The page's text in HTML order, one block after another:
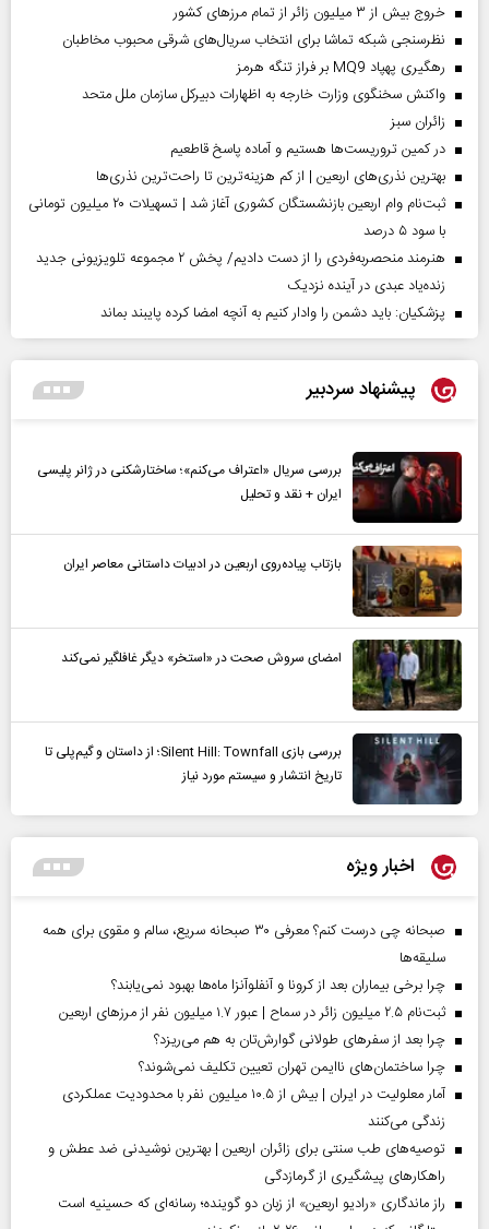
خروج بیش از ۳ میلیون زائر از تمام مرز‌های کشور
نظرسنجی شبکه تماشا برای انتخاب سریال‌های شرقی محبوب مخاطبان
رهگیری پهپاد MQ9 بر فراز تنگه هرمز
واکنش سخنگوی وزارت خارجه به اظهارات دبیرکل سازمان ملل متحد
‌زائران سبز
در کمین تروریست‌ها هستیم و آماده پاسخ قاطعیم
بهترین نذری‌های اربعین | از کم هزینه‌ترین تا راحت‌ترین نذری‌ها
ثبت‌نام وام اربعین بازنشستگان کشوری آغاز شد | تسهیلات ۲۰ میلیون تومانی
با سود ۵ درصد
هنرمند منحصر‌به‌فردی را از دست دادیم/ پخش ۲ مجموعه تلویزیونی جدید
زنده‌یاد عبدی در آینده نزدیک
پزشکیان: باید دشمن را وادار کنیم به آنچه امضا کرده پایبند بماند
پیشنهاد سردبیر
بررسی سریال «اعتراف می‌کنم»؛ ساختارشکنی در ژانر پلیسی
ایران + نقد و تحلیل
بازتاب پیاده‌روی اربعین در ادبیات داستانی معاصر ایران
امضای سروش صحت در «استخر» دیگر غافلگیر نمی‌کند
بررسی بازی Silent Hill: Townfall؛ از داستان و گیم‌پلی تا
تاریخ انتشار و سیستم مورد نیاز
اخبار ویژه
صبحانه چی درست کنم؟ معرفی ۳۰ صبحانه سریع، سالم و مقوی برای همه
سلیقه‌ها
چرا برخی بیماران بعد از کرونا و آنفلوآنزا ماه‌ها بهبود نمی‌یابند؟
ثبت‌نام ۲.۵ میلیون زائر در سماح | عبور ۱.۷ میلیون نفر از مرز‌های اربعین
چرا بعد از سفرهای طولانی گوارش‌تان به هم می‌ریزد؟
چرا ساختمان‌های ناایمن تهران تعیین تکلیف نمی‌شوند؟
آمار معلولیت در ایران | بیش از ۱۰.۵ میلیون نفر با محدودیت عملکردی
زندگی می‌کنند
توصیه‌های طب سنتی برای زائران اربعین | بهترین نوشیدنی ضد عطش و
راهکارهای پیشگیری از گرمازدگی
راز ماندگاری «رادیو اربعین» از زبان دو گوینده؛ رسانه‌ای که حسینیه است